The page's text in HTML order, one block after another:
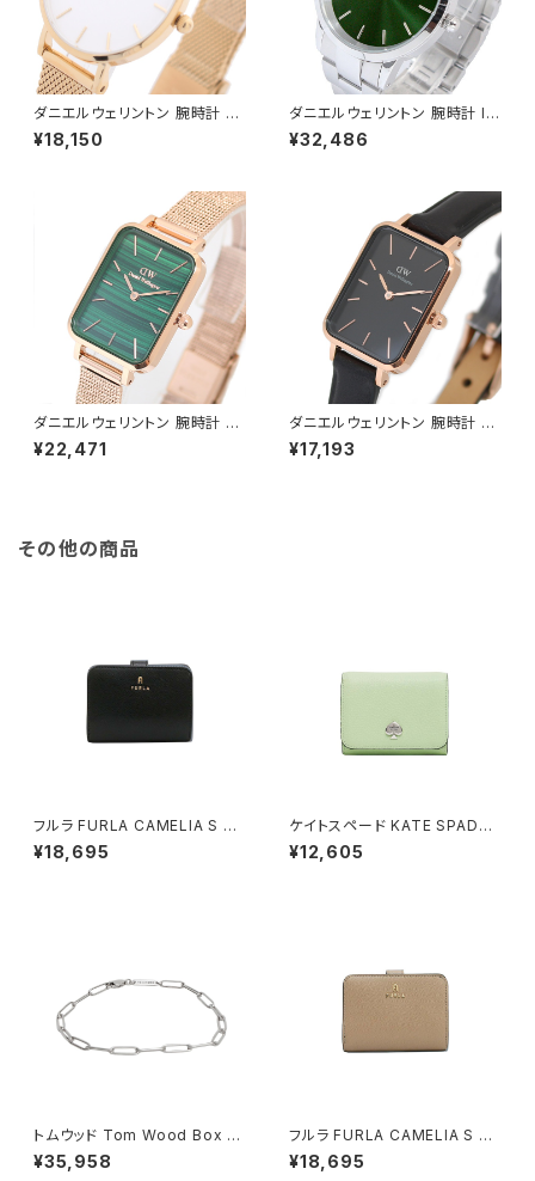
ダニエルウェリントン 腕時計 PE
TITE MESH 28 ホワイト DW
00100350 レディース ホワイ
¥18,150
ダニエルウェリントン 腕時計 IC
ONIC LINK EMERALD 40 シ
ルバー DW00100427 グリー
¥32,486
ダニエルウェリントン 腕時計 Q
UADRO PRESSED MELROS
E 20×26 DW00100437 クア
¥22,471
ダニエルウェリントン 腕時計 Q
UADRO PRESSED SHEFFIEL
D 20×26 ローズゴールド DW
¥17,193
その他の商品
フルラ FURLA CAMELIA S C
OMPACT WALLETS 二つ折り
財布 wp00315-are000-o60
¥18,695
ケイトスペード KATE SPADE
ケイラ スモール Lジップ ウォレ
ット 二つ折り財布 kk056-306
¥12,605
トムウッド Tom Wood Box Br
acelet ブレスレット 100066-
65 シルバー
¥35,958
フルラ FURLA CAMELIA S C
OMPACT WALLETS 二つ折り
財布 wp00315-are000-125
¥18,695